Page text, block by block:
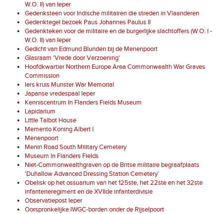
W.O. II) van Ieper
Gedenksteen voor Indische militairen die streden in Vlaanderen
Gedenktegel bezoek Paus Johannes Paulus II
Gedenkteken voor de militaire en de burgerlijke slachtoffers (W.O. I -
W.O. II) van Ieper
Gedicht van Edmund Blunden bij de Menenpoort
Glasraam 'Vrede door Verzoening'
Hoofdkwartier Northern Europe Area Commonwealth War Graves
Commission
Iers kruis Munster War Memorial
Japanse vredespaal Ieper
Kenniscentrum In Flanders Fields Museum
Lapidarium
Little Talbot House
Memento Koning Albert I
Menenpoort
Menin Road South Military Cemetery
Museum In Flanders Fields
Niet-Commonwealthgraven op de Britse militaire begraafplaats
'Duhallow Advanced Dressing Station Cemetery'
Obelisk op het ossuarium van het 125ste, het 22ste en het 32ste
infanterieregiment en de XVIIde infanterdivisie
Observatiepost Ieper
Oorspronkelijke IWGC-borden onder de Rijselpoort